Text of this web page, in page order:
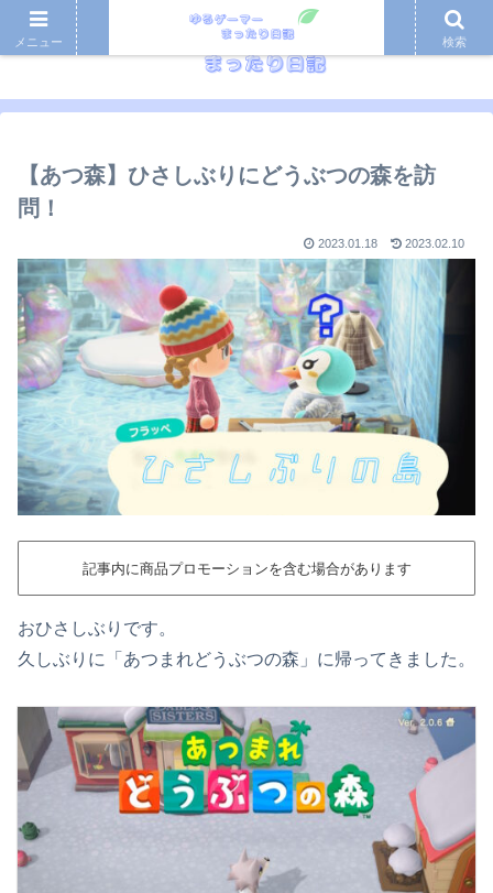
【あつ森】ひさしぶりにどうぶつの森を訪
問！
2023.01.18 2023.02.10
記事内に商品プロモーションを含む場合があります
おひさしぶりです。
久しぶりに「あつまれどうぶつの森」に帰ってきました。
メニュー 検索